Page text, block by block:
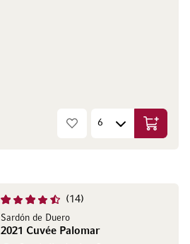
14
Sardón de Duero
2021 Cuvée Palomar